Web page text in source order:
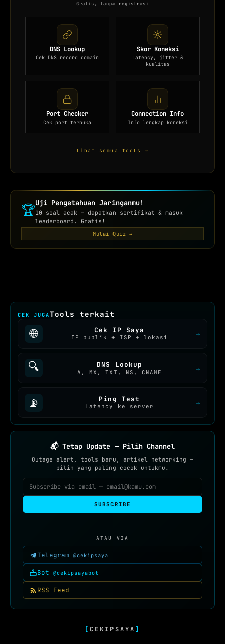
Gratis, tanpa registrasi
DNS Lookup
Cek DNS record domain
Skor Koneksi
Latency, jitter &
kualitas
Port Checker
Cek port terbuka
Connection Info
Info lengkap koneksi
Lihat semua tools →
🏆Uji Pengetahuan Jaringanmu!
10 soal acak — dapatkan sertifikat & masuk
leaderboard. Gratis!
Mulai Quiz →
CEK JUGATools terkait
🌐 Cek IP Saya
IP publik + ISP + lokasi →
🔍 DNS Lookup
A, MX, TXT, NS, CNAME →
📡 Ping Test
Latency ke server →
📬 Tetap Update — Pilih Channel
Outage alert, tools baru, artikel networking —
pilih yang paling cocok untukmu.
SUBSCRIBE
ATAU VIA
Telegram @cekipsaya
Bot @cekipsayabot
RSS Feed
[ CEKIPSAYA ]